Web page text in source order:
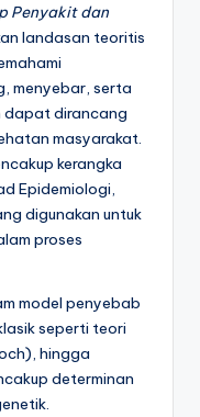
Penyakit dan
landasan teoritis
menyebar, serta
dapat dirancang
masyarakat.
kerangka
Epidemiologi,
digunakan untuk
proses
model penyebab
seperti teori
hingga
determinan